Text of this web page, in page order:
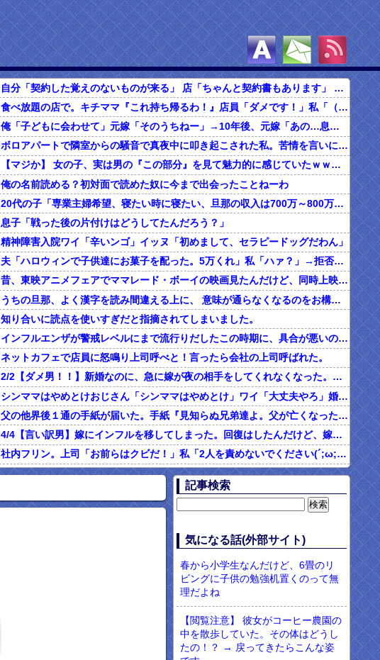
自分「契約した覚えのないものが来る」 店「ちゃんと契約書もあります」 → 旦那と確認した結果…
食べ放題の店で。キチママ『これ持ち帰るわ！』店員「ダメです！」私「（セコママだ！）」キチ『食べ放題だし持ち帰っても一緒よ！』 → すると突然...
俺「子どもに会わせて」元嫁「そのうちねー」→10年後、元嫁「あの…息子が…」
ボロアパートで隣室からの騒音で真夜中に叩き起こされた私。苦情を言いに行くと、DQNがビクビク震えながら一言ｗｗｗ
【マジか】 女の子、実は男の『この部分』を見て魅力的に感じていたｗｗｗｗｗｗｗｗ
俺の名前読める？初対面で読めた奴に今まで出会ったことねーわ
20代の子「専業主婦希望、寝たい時に寝たい、旦那の収入は700万～800万ぐらい。友達とランチ、ヨガ、エステ」→結果…
息子「戦った後の片付けはどうしてたんだろう？」
精神障害入院ワイ「辛いンゴ」イッヌ「初めまして、セラピードッグだわん」
夫「ハロウィンで子供達にお菓子を配った。5万くれ」私「ハァ？」→拒否したら離婚しようと言われ...
昔、東映アニメフェアでママレード・ボーイの映画見たんだけど、同時上映がスラムダンクとドラゴンボールだったんだよな。
うちの旦那、よく漢字を読み間違える上に、 意味が通らなくなるのをお構いなしにそのまま無理やり読もうとする。
知り合いに読点を使いすぎだと指摘されてしまいました。
インフルエンザが警戒レベルにまで流行りだしたこの時期に、具合が悪いのに頑なに病院に行こうとしない同居の義姉。
ネットカフェで店員に怒鳴り上司呼べと！言ったら会社の上司呼ばれた。
2/2【ダメ男！！】新婚なのに、急に嫁が夜の相手をしてくれなくなった。その代わり口ではしてくれるんだけど…仕事もちょくちょく休んでるみたいだし。これって真っ黒？？→結果…
シンママはやめとけおじさん「シンママはやめとけ」ワイ「大丈夫やろ」婚姻届け提出⇒結果！！
父の他界後１通の手紙が届いた。手紙『見知らぬ兄弟達よ。父が亡くなったそうだが我々は二千万ほどだけ貰えたら後は遺産は一切いらない。だからくれ』 → なんと…
4/4【言い訳男】嫁にインフルを移してしまった。回復はしたんだけど、嫁「こっちは病み上がりでフラフラしてるのにあんたはTV見て。手伝う気はないわけ？」→そりゃない事もないけど
社内フリン。上司「お前らはクビだ！」私「2人を責めないでください(´;ω;｀)私さえいなければいいんです」 みんな「！？」 → 狙い通りだった・・・
私「初めて飲む味だけどなんのお茶？」彼「ちっ！」私「」
【ネット騒然】惨殺されたタワマン頂き女子のこの動画、すげえええええｗｗｗｗｗｗｗｗｗｗｗ
百年の恋12-899 食べた量を張り合ってくる
【マジかよ】現役のヤクサ"が5chに降臨 → 衝撃の暴露を開始・・・！！！
記事検索
気になる話(外部サイト)
春から小学生なんだけど、6畳のリ
ビングに子供の勉強机置くのって無
理だよね
【閲覧注意】 彼女がコーヒー農園の
中を散歩していた。その体はどうし
たの！？ → 戻ってきたらこんな姿